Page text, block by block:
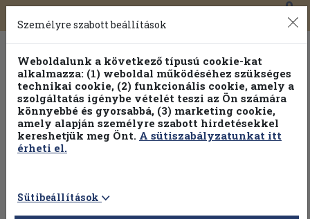
Toggle
navigation
0
Válogasson több mint 1.000.000 kiadványunk közül
100% kedvezménnyel!
Személyre szabott beállítások
Weboldalunk a következő típusú cookie-kat
alkalmazza: (1) weboldal működéséhez szükséges
technikai cookie, (2) funkcionális cookie, amely a
szolgáltatás igénybe vételét teszi az Ön számára
könnyebbé és gyorsabbá, (3) marketing cookie,
amely alapján személyre szabott hirdetésekkel
kereshetjük meg Önt. A sütiszabályzatunkat itt
érheti el.
Sütibeállítások